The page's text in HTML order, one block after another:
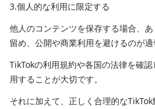
3.個人的な利用に限定する
他人のコンテンツを保存する場合、
留め、公開や商業利用を避けるのが適
TikTokの利用規約や各国の法律を確
用することが大切です。
それに加えて、正しく合理的な